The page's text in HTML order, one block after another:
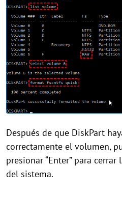
Después de que DiskPart
correctamente el volumen,
presionar “Enter” para
del sistema.